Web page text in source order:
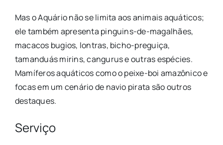
Mas o Aquário não se limita aos animais aquáticos;
ele também apresenta pinguins-de-magalhães,
macacos bugios, lontras, bicho-preguiça,
tamanduás mirins, cangurus e outras espécies.
Mamíferos aquáticos como o peixe-boi amazônico e
focas em um cenário de navio pirata são outros
destaques.
Serviço